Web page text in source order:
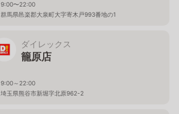
9:00〜22:00
群馬県邑楽郡大泉町大字寄木戸993番地の1
ダイレックス
籠原店
9:00～22:00
埼玉県熊谷市新堀字北原962-2